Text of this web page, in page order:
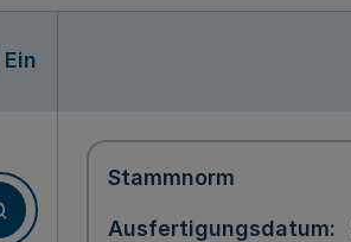
Ein
Stammnorm
Ausfertigungsdatum